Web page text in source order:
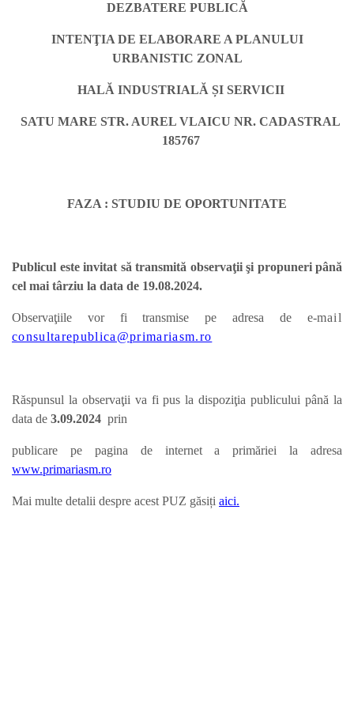
DEZBATERE PUBLICĂ
INTENŢIA DE ELABORARE A PLANULUI
URBANISTIC ZONAL
HALĂ INDUSTRIALĂ ȘI SERVICII
SATU MARE STR. AUREL VLAICU NR. CADASTRAL
185767
FAZA : STUDIU DE OPORTUNITATE
Publicul este invitat să transmită observaţii şi propuneri până
cel mai târziu la data de 19.08.2024.
Observaţiile vor fi transmise pe adresa de e-mail
consultarepublica@primariasm.ro
Răspunsul la observaţii va fi pus la dispoziţia publicului până la
data de 3.09.2024 prin
publicare pe pagina de internet a primăriei la adresa
www.primariasm.ro
Mai multe detalii despre acest PUZ găsiți aici.